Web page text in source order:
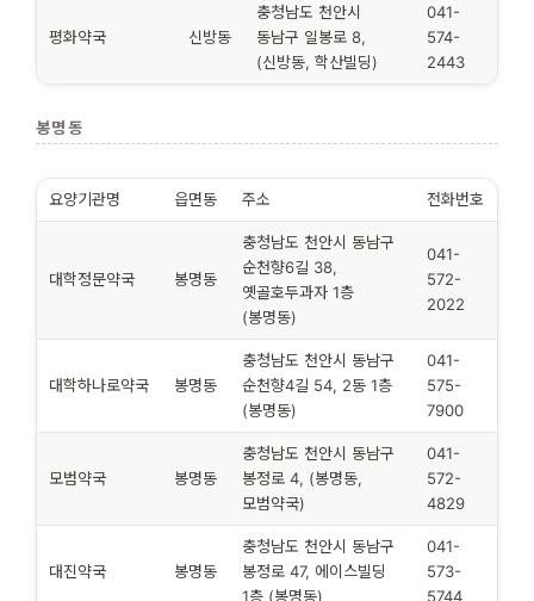
평화약국 신방동
충청남도 천안시
동남구 일봉로 8,
(신방동, 학산빌딩)
041-
574-
2443
봉명동
요양기관명 읍면동 주소 전화번호
대학정문약국 봉명동
충청남도 천안시 동남구
순천향6길 38,
옛골호두과자 1층
(봉명동)
041-
572-
2022
대학하나로약국 봉명동
충청남도 천안시 동남구
순천향4길 54, 2동 1층
(봉명동)
041-
575-
7900
모범약국 봉명동
충청남도 천안시 동남구
봉정로 4, (봉명동,
모범약국)
041-
572-
4829
대진약국 봉명동
충청남도 천안시 동남구
봉정로 47, 에이스빌딩
1층 (봉명동)
041-
573-
5744